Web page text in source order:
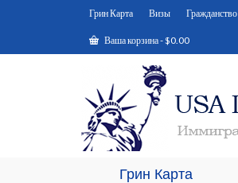
Грин Карта Визы Гражданство
Ваша корзина-$0.00
Грин Карта